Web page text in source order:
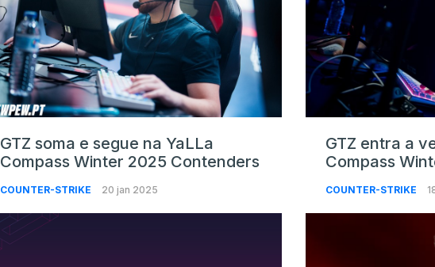
GTZ soma e segue na YaLLa
Compass Winter 2025 Contenders
COUNTER-STRIKE 20 jan 2025
GTZ entra a
Compass
COUNTER-STRIKE